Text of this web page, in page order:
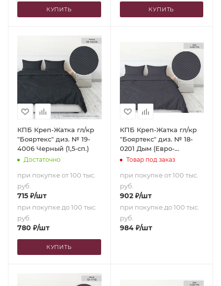
КУПИТЬ КУПИТЬ
КПБ Креп-Жатка гл/кр
"Бояртекс" диз. № 19-
4006 Черный (1,5-сп.)
Достаточно
при покупке от 100 тыс.
руб.
715 ₽/шт
при покупке до 100 тыс.
руб.
780 ₽/шт
КУПИТЬ
КПБ Креп-Жатка гл/кр
"Бояртекс" диз. № 18-
0201 Дым (Евро-
стандарт)
Товар под заказ
при покупке от 100 тыс.
руб.
902₽/шт
при покупке до 100 тыс.
руб.
984₽/шт